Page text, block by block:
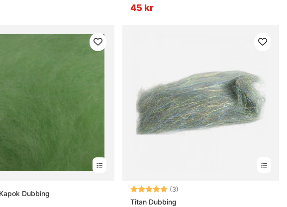
45 kr
Dubbing
Betyg: (3)
Titan Dubbing